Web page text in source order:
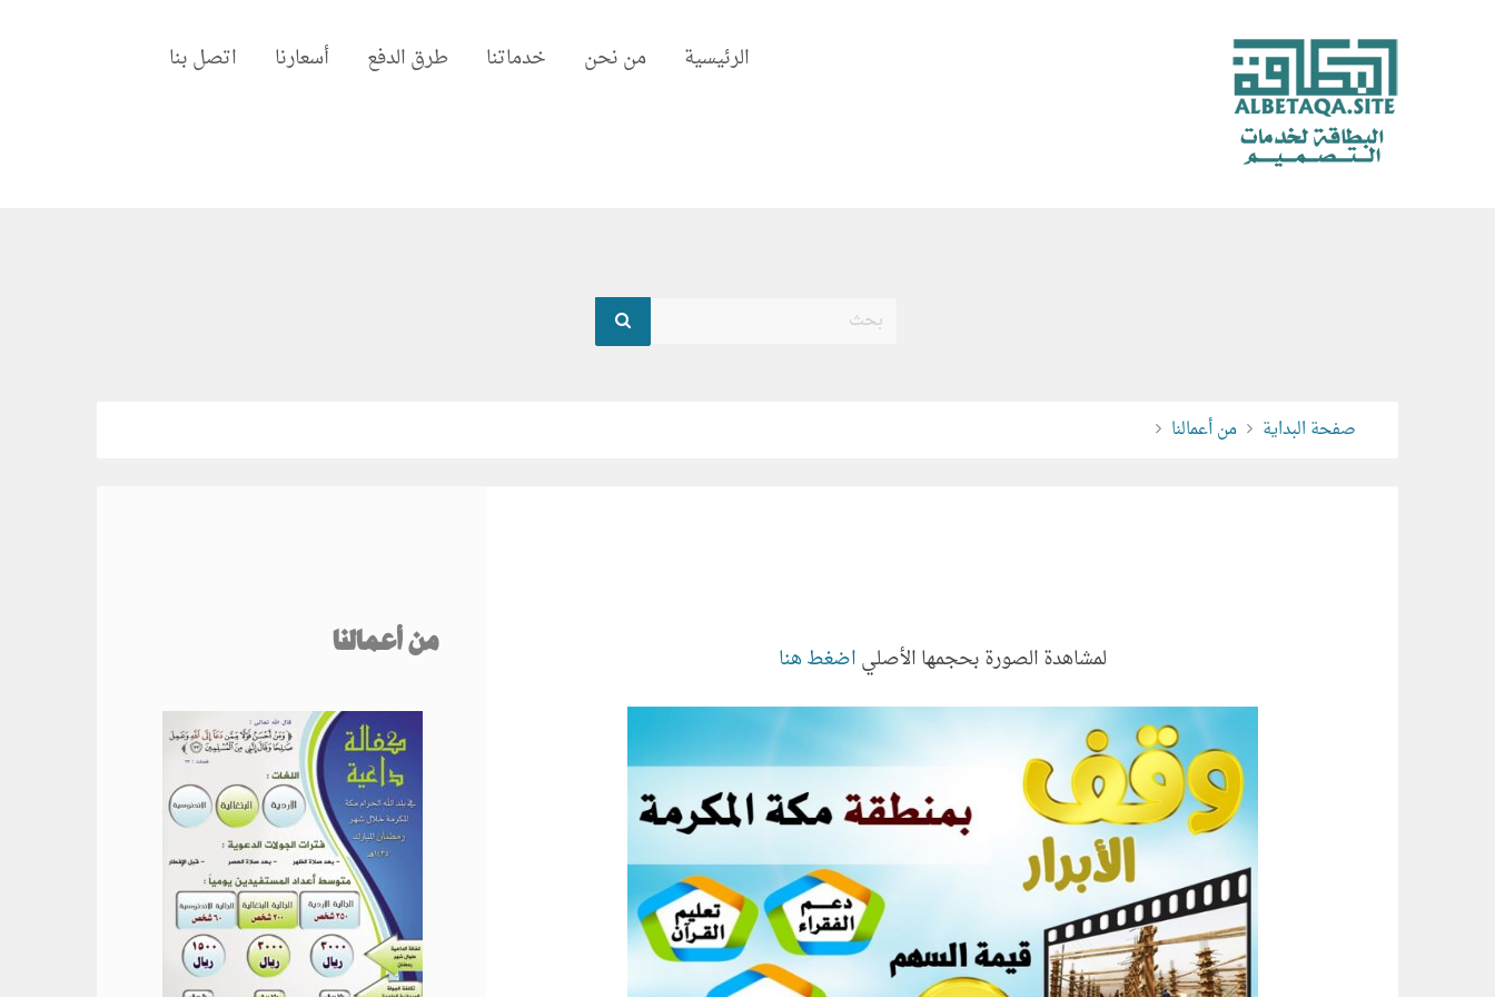
الرئيسية من نحن خدماتنا طرق الدفع أسعارنا اتصل بنا
بحث
صفحة البداية من أعمالنا
لمشاهدة الصورة بحجمها الأصلياضغط هنا من أعمالنا